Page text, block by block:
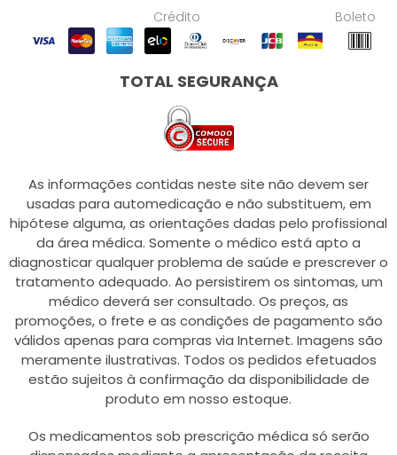
Crédito Boleto
TOTAL SEGURANÇA
As informações contidas neste site não devem ser
usadas para automedicação e não substituem, em
hipótese alguma, as orientações dadas pelo profissional
da área médica. Somente o médico está apto a
diagnosticar qualquer problema de saúde e prescrever o
tratamento adequado. Ao persistirem os sintomas, um
médico deverá ser consultado. Os preços, as
promoções, o frete e as condições de pagamento são
válidos apenas para compras via Internet. Imagens são
meramente ilustrativas. Todos os pedidos efetuados
estão sujeitos à confirmação da disponibilidade de
produto em nosso estoque.
Os medicamentos sob prescrição médica só serão